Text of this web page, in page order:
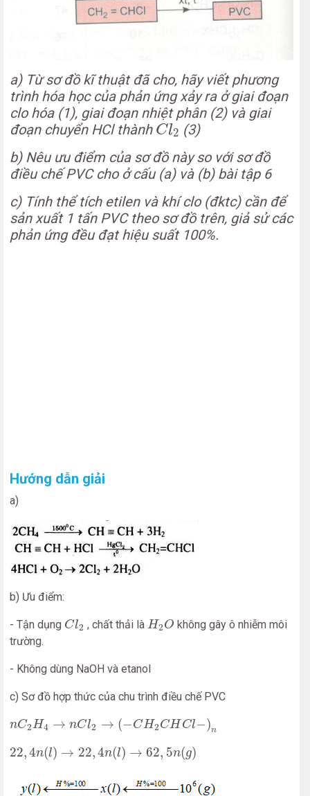
a) Từ sơ đồ kĩ thuật đã cho, hãy viết phương
trình hóa học của phản ứng xảy ra ở giai đoạn
clo hóa (1), giai đoạn nhiệt phân (2) và giai
đoạn chuyển HCl thành Cl2
Cl2 (3)
b) Nêu ưu điểm của sơ đồ này so với sơ đồ
điều chế PVC cho ở cấu (a) và (b) bài tập 6
c) Tính thể tích etilen và khí clo (đktc) cần để
sản xuất 1 tấn PVC theo sơ đồ trên, giả sử các
phản ứng đều đạt hiệu suất 100%.
Hướng dẫn giải
a)
b) Ưu điểm:
- Tận dụng Cl2
Cl2 , chất thải là H2O
H2 O không gây ô nhiễm môi
trường.
- Không dùng NaOH và etanol
c) Sơ đồ hợp thức của chu trình điều chế PVC
nC2H4 → nCl2 → (−CH2CH Cl−)n
C2 H4 → l2→ − C 2CH Cl−)n
22,4n(l) → 22,4n(l) → 62, 5n(g)
22 4 (l)→ 22,4 ( → 5n( g)